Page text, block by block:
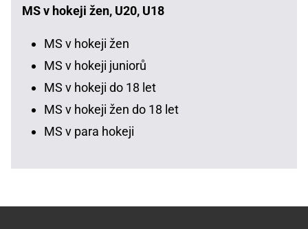
MS v hokeji žen, U20, U18
MS v hokeji žen
MS v hokeji juniorů
MS v hokeji do 18 let
MS v hokeji žen do 18 let
MS v para hokeji